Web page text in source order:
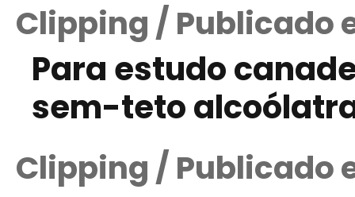
Clipping / Publicado
Para estudo
sem-teto
Clipping / Publicado